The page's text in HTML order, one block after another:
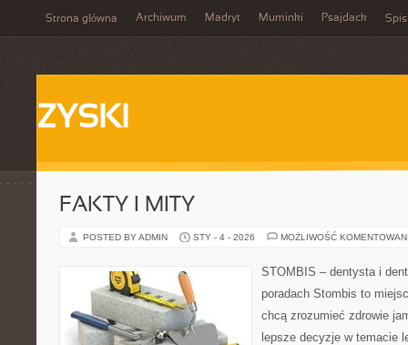
Strona główna Archiwum Madryt Muminki Psajdack Spis
ZYSKI
FAKTY I MITY
POSTED BY ADMIN STY - 4 - 2026 MOŻLIWOŚĆ
STOMBIS – dentysta i
poradach Stombis to
chcą zrozumieć zdrowie
lepsze decyzje w temacie